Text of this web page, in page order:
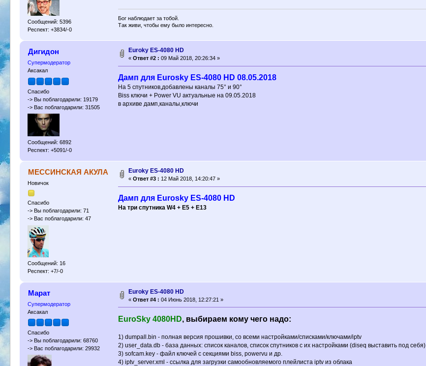
Сообщений: 5396
Респект: +3834/-0
Бог наблюдает за тобой.
Так живи, чтобы ему было интересно.
Дигидон
Супермодератор
Аксакал
Спасибо
-> Вы поблагодарили: 19179
-> Вас поблагодарили: 31505
Сообщений: 6892
Респект: +5091/-0
Euroky ES-4080 HD
«Ответ #2 : 09 Май 2018, 20:26:34 »
Дамп для Eurosky ES-4080 HD 08.05.2018
На 5 спутников,добавлены каналы 75° и 90°
Biss ключи + Power VU актуальные на 09.05.2018
в архиве дамп,каналы,ключи
МЕССИНСКАЯ АКУЛА
Новичок
Спасибо
-> Вы поблагодарили: 71
-> Вас поблагодарили: 47
Сообщений: 16
Респект: +7/-0
Euroky ES-4080 HD
«Ответ #3 : 12 Май 2018, 14:20:47 »
Дамп для Eurosky ES-4080 HD
Hа три спутника W4 + E5 + E13
Марат
Супермодератор
Аксакал
Спасибо
-> Вы поблагодарили: 68760
-> Вас поблагодарили: 29932
Euroky ES-4080 HD
«Ответ #4 : 04 Июнь 2018, 12:27:21 »
EuroSky 4080HD, выбираем кому чего надо:
1) dumpall.bin - полная версия прошивки, со всеми настройками/списками/ключами/iptv
2) user_data.db - база данных: список каналов, список спутников с их настройками (diseq выставить под себя)
3) sofcam.key - файл ключей с секциями biss, powervu и др.
4) iptv_server.xml - ссылка для загрузки самообновляемого плейлиста iptv из облака